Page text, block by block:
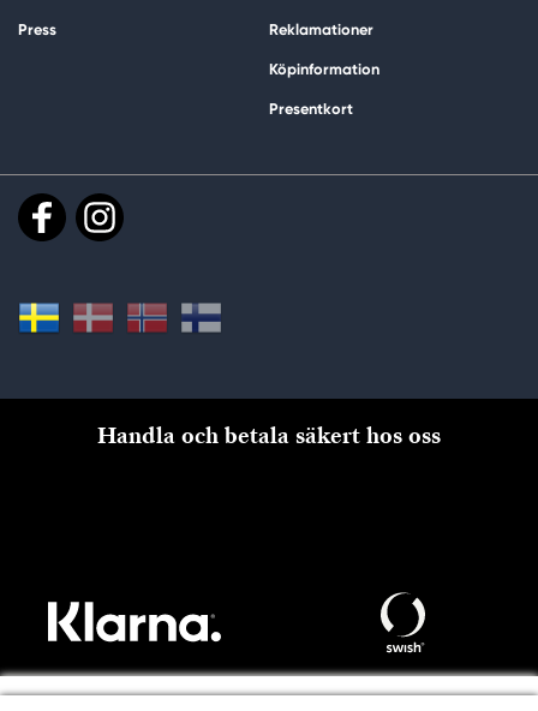
Press Reklamationer
Köpinformation
Presentkort
Handla och betala säkert hos oss